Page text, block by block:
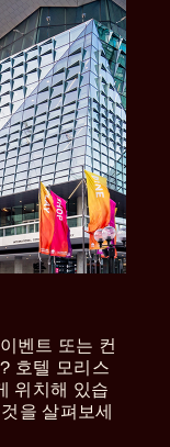
벤트 또는 컨
호텔 모리스
위치해 있습
을 살펴보세